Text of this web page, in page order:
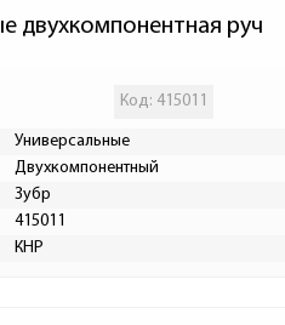
двухкомпонентная руч
Код: 415011
Универсальные
Двухкомпонентный
Зубр
415011
КНР